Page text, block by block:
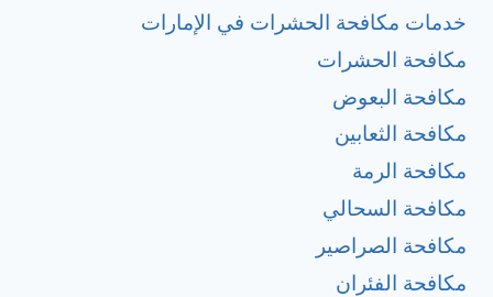
خدمات مكافحة الحشرات في الإمارات
مكافحة الحشرات
مكافحة البعوض
مكافحة الثعابين
مكافحة الرمة
مكافحة السحالي
مكافحة الصراصير
مكافحة الفئران